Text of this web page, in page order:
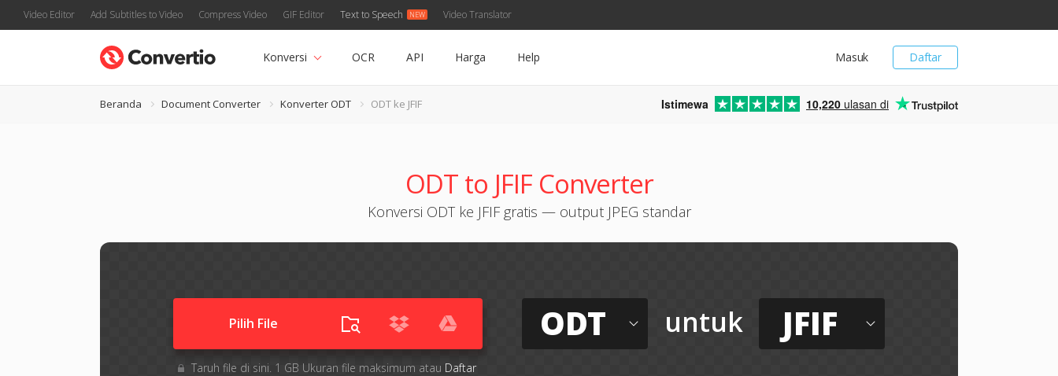
Video Editor Add Subtitles to Video Compress Video GIF Editor Text to Speech Video Translator
Daftar
Masuk
Konversi OCR API Harga Help
Beranda Document Converter Konverter ODT ODT ke JFIF Istimewa 10,220 ulasan di
ODT to JFIF Converter
Konversi ODT ke JFIF gratis — output JPEG standar
Pilih File
Taruh file di sini. 1 GB Ukuran file maksimum atau Daftar
ODT untuk JFIF